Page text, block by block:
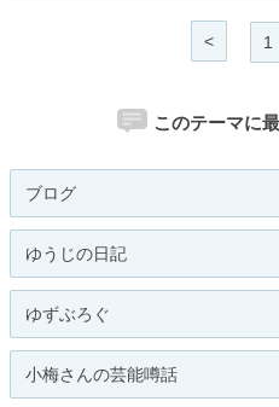
< 1
このテーマに
ブログ
ゆうじの日記
ゆずぶろぐ
小梅さんの芸能噂話